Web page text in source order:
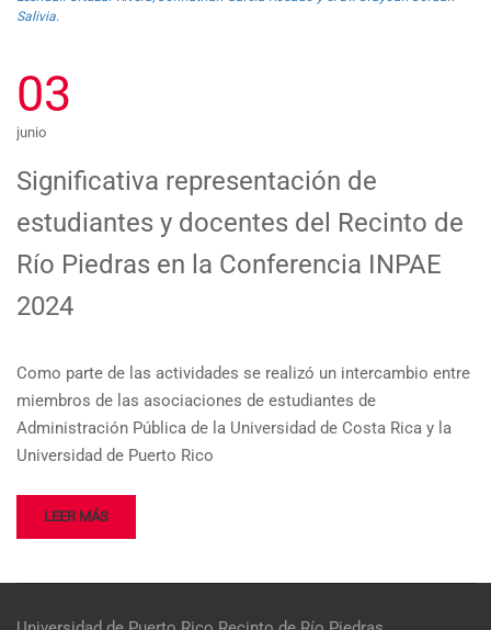
Salivia.
03
junio
Significativa representación de
estudiantes y docentes del Recinto de
Río Piedras en la Conferencia INPAE
2024
Como parte de las actividades se realizó un intercambio entre
miembros de las asociaciones de estudiantes de
Administración Pública de la Universidad de Costa Rica y la
Universidad de Puerto Rico
LEER MÁS